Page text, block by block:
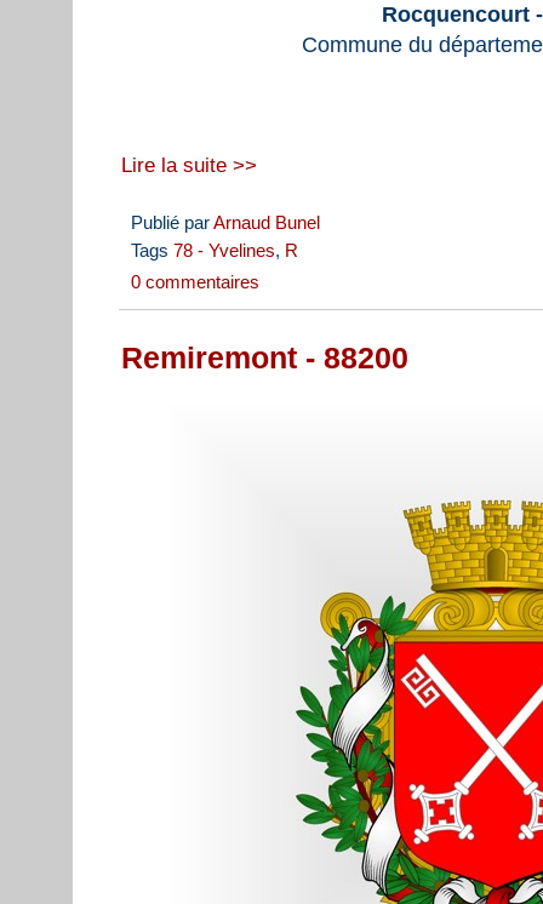
Rocquencourt
Commune du
Lire la suite >>
Publié parArnaud Bunel
Tags 78 - Yvelines, R
0 commentaires
Remiremont - 88200